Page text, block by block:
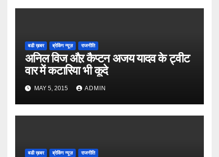
बडी ख़बर ब्रेकिंग न्यूज़ राजनीति
अनिल विज औऱ कैप्टन अजय यादव के ट्वीट
वार में कटारिया भी कूदे
MAY 5, 2015 ADMIN
बडी ख़बर ब्रेकिंग न्यूज़ राजनीति